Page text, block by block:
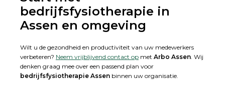
bedrijfsfysiotherapie in
Assen en omgeving
Wilt u de gezondheid en productiviteit van uw medewerkers
verbeteren? Neem vrijblijvend contact op met Arbo Assen . Wij
denken graag mee over een passend plan voor
bedrijfsfysiotherapie Assen binnen uw organisatie.